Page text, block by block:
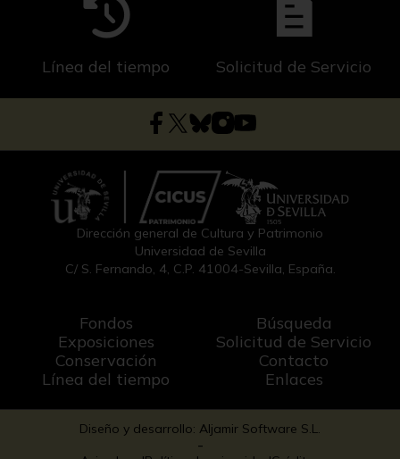
Línea del tiempo Solicitud de Servicio
Dirección general de Cultura y Patrimonio
Universidad de Sevilla
C/ S. Fernando, 4, C.P. 41004-Sevilla, España.
Fondos
Exposiciones
Conservación
Línea del tiempo
Búsqueda
Solicitud de Servicio
Contacto
Enlaces
Diseño y desarrollo: Aljamir Software S.L.
-